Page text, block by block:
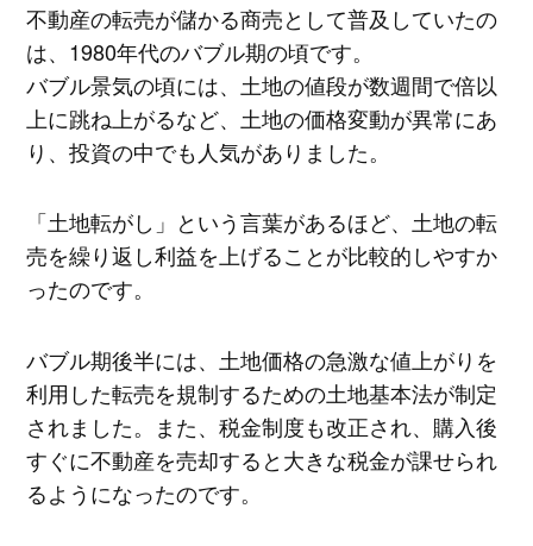
不動産の転売が儲かる商売として普及していたの
は、1980年代のバブル期の頃です。
バブル景気の頃には、土地の値段が数週間で倍以
上に跳ね上がるなど、土地の価格変動が異常にあ
り、投資の中でも人気がありました。
「土地転がし」という言葉があるほど、土地の転
売を繰り返し利益を上げることが比較的しやすか
ったのです。
バブル期後半には、土地価格の急激な値上がりを
利用した転売を規制するための土地基本法が制定
されました。また、税金制度も改正され、購入後
すぐに不動産を売却すると大きな税金が課せられ
るようになったのです。